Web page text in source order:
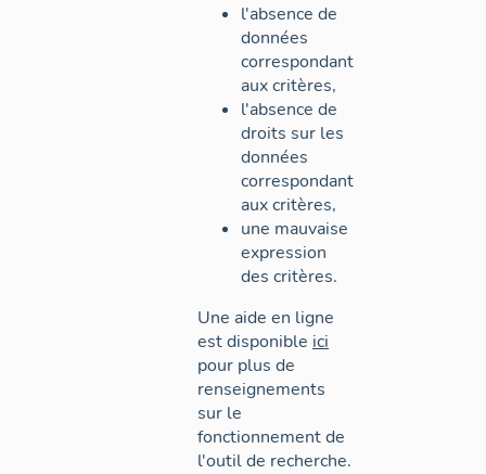
l'absence de
données
correspondant
aux critères,
l'absence de
droits sur les
données
correspondant
aux critères,
une mauvaise
expression
des critères.
Une aide en ligne
est disponible ici
pour plus de
renseignements
sur le
fonctionnement de
l'outil de recherche.